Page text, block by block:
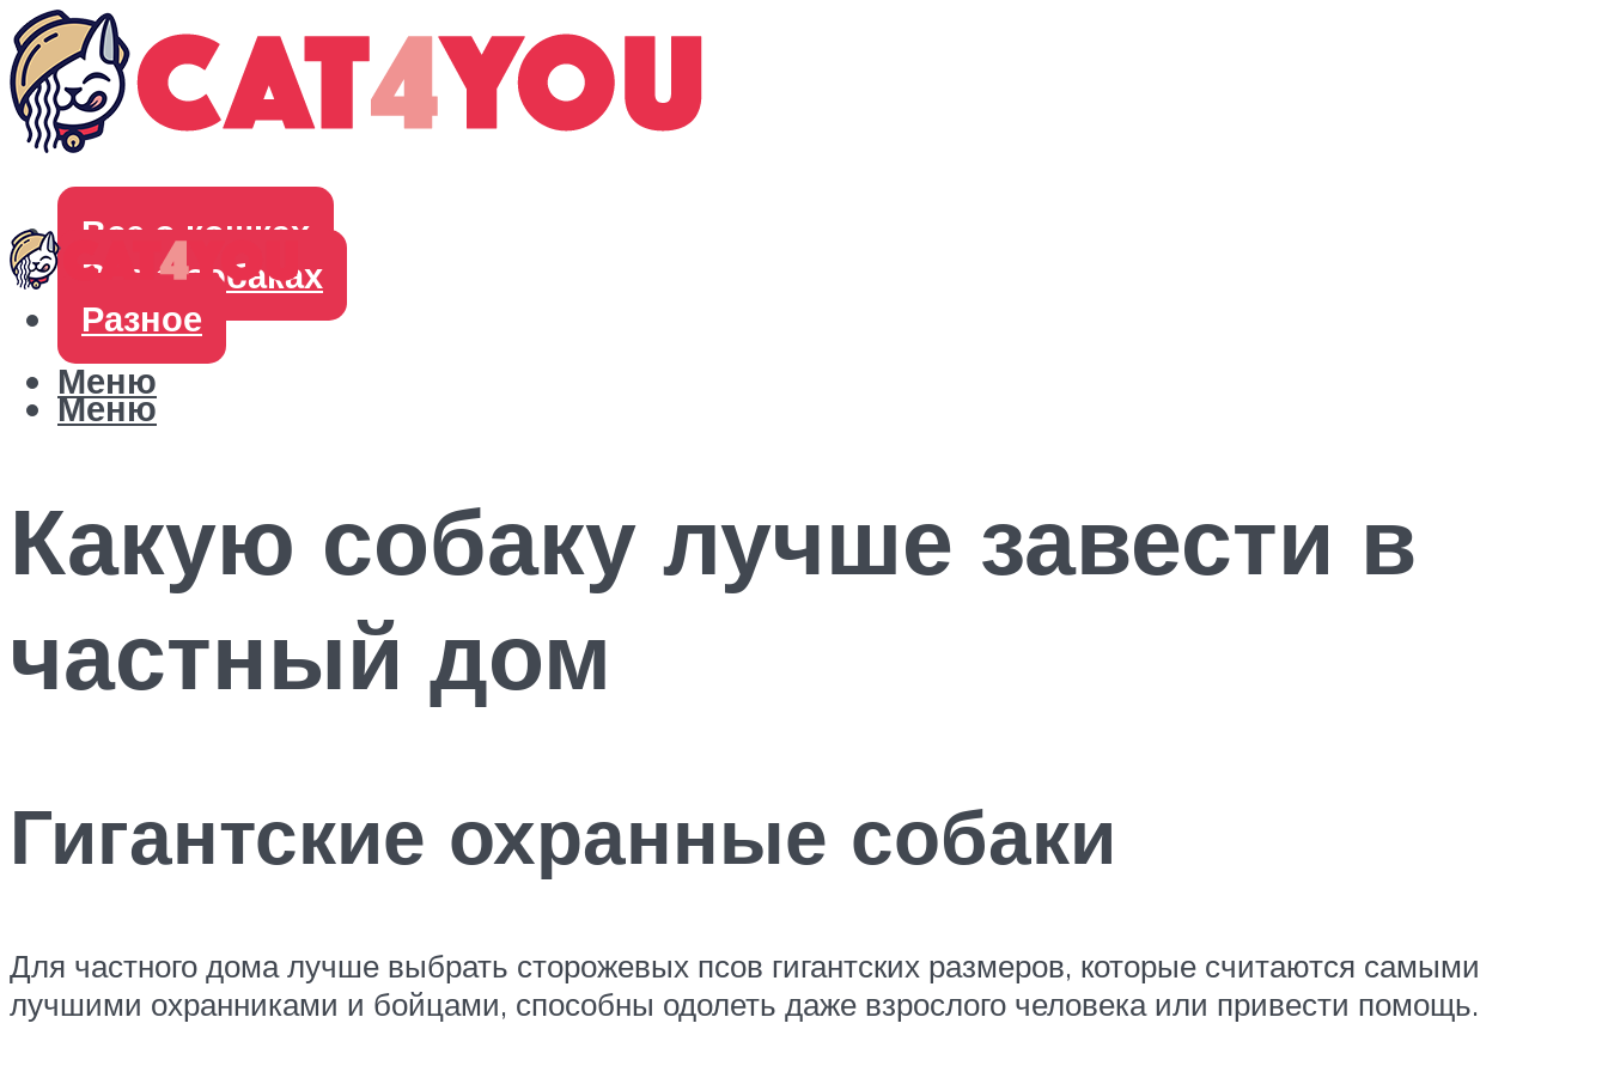
Все о кошках
Все о собаках
Разное
Меню
Меню
Какую собаку лучше завести в
частный дом
Гигантские охранные собаки
Для частного дома лучше выбрать сторожевых псов гигантских размеров, которые считаются самыми
лучшими охранниками и бойцами, способны одолеть даже взрослого человека или привести помощь.